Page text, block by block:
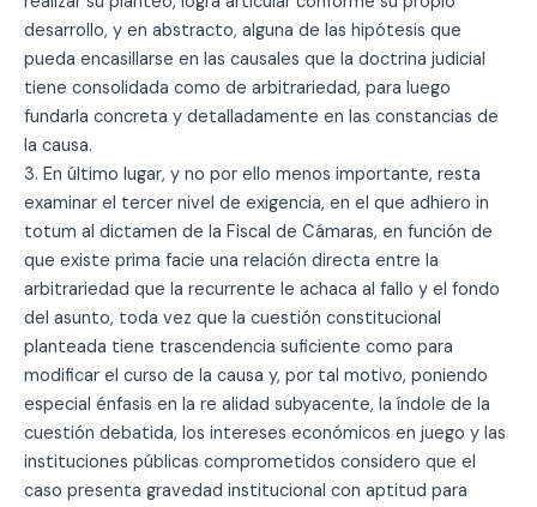
desarrollo, y en abstracto, alguna de las hipótesis que
pueda encasillarse en las causales que la doctrina judicial
tiene consolidada como de arbitrariedad, para luego
fundarla concreta y detalladamente en las constancias de
la causa.
3. En último lugar, y no por ello menos importante, resta
examinar el tercer nivel de exigencia, en el que adhiero in
totum al dictamen de la Fiscal de Cámaras, en función de
que existe prima facie una relación directa entre la
arbitrariedad que la recurrente le achaca al fallo y el fondo
del asunto, toda vez que la cuestión constitucional
planteada tiene trascendencia suficiente como para
modificar el curso de la causa y, por tal motivo, poniendo
especial énfasis en la re alidad subyacente, la índole de la
cuestión debatida, los intereses económicos en juego y las
instituciones públicas comprometidos considero que el
caso presenta gravedad institucional con aptitud para